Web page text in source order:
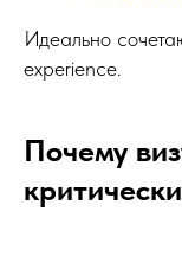
Идеально
experience.
Почему